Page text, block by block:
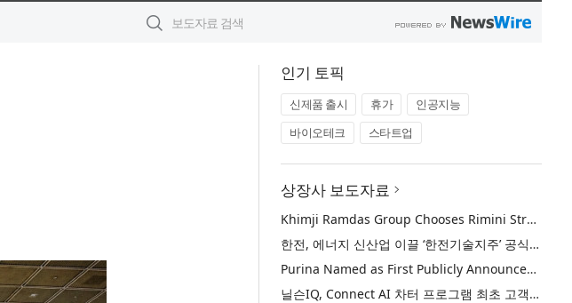
인기 토픽
신제품 출시 휴가
인공지능
바이오테크
스타트업
상장사 보도자료
Khimji Ramdas Group Chooses Rimini Street to Reduce SAP Support Costs, Protect 700+ Customizations and Reinvest Savings in Innovation
한전, 에너지 신산업 이끌 ‘한전기술지주’ 공식 출범
Purina Named as First Publicly Announced NIQ ConnectAI Charter Client
닐슨IQ, Connect AI 차터 프로그램 최초 고객사 ‘퓨리나’ 선정